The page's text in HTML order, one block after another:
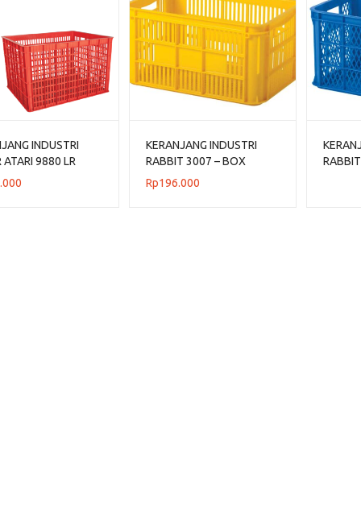
INDUSTRI
ATARI 9880 LR
100x80x63,6 CM
KERANJANG INDUSTRI
RABBIT 3007 – BOX
PLASTIK CONTAINER
INDUSTRIAL
Rp196.000